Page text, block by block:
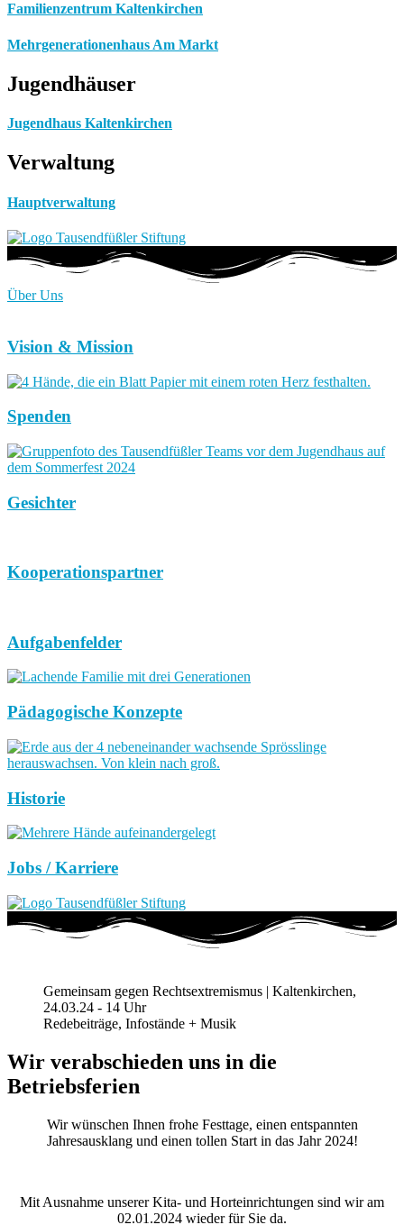
Familienzentrum Kaltenkirchen
Mehrgenerationenhaus Am Markt
Jugendhäuser
Jugendhaus Kaltenkirchen
Verwaltung
Hauptverwaltung
Über Uns
Vision & Mission
Spenden
Gesichter
Kooperationspartner
Aufgabenfelder
Pädagogische Konzepte
Historie
Jobs / Karriere
Gemeinsam gegen Rechtsextremismus | Kaltenkirchen,
24.03.24 - 14 Uhr
Redebeiträge, Infostände + Musik
Wir verabschieden uns in die
Betriebsferien
Wir wünschen Ihnen frohe Festtage, einen entspannten
Jahresausklang und einen tollen Start in das Jahr 2024!
Mit Ausnahme unserer Kita- und Horteinrichtungen sind wir am
02.01.2024 wieder für Sie da.